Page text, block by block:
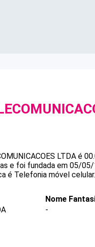
LTDA é
e foi fundada em 05/
é Telefonia móvel celular.
Nome
-